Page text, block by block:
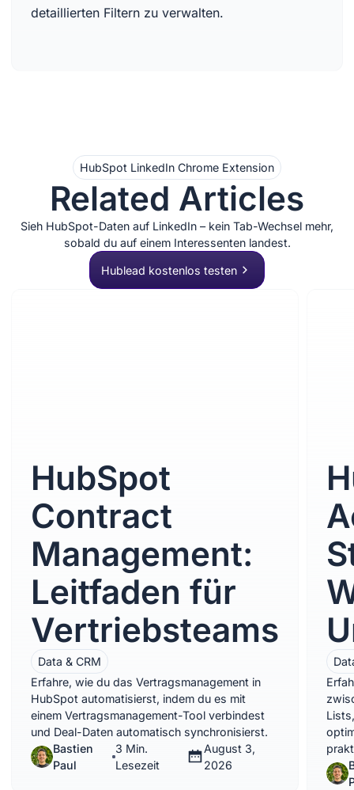
detaillierten Filtern zu verwalten.
HubSpot LinkedIn Chrome Extension
Related Articles
Sieh HubSpot-Daten auf LinkedIn – kein Tab-Wechsel mehr,
sobald du auf einem Interessenten landest.
Hublead kostenlos testen
HubSpot
Contract
Management:
Leitfaden für
Vertriebsteams
Data & CRM
Erfahre, wie du das Vertragsmanagement in
HubSpot automatisierst, indem du es mit
einem Vertragsmanagement-Tool verbindest
und Deal-Daten automatisch synchronisierst.
Bastien
Paul
3 Min.
Lesezeit
August 3,
2026